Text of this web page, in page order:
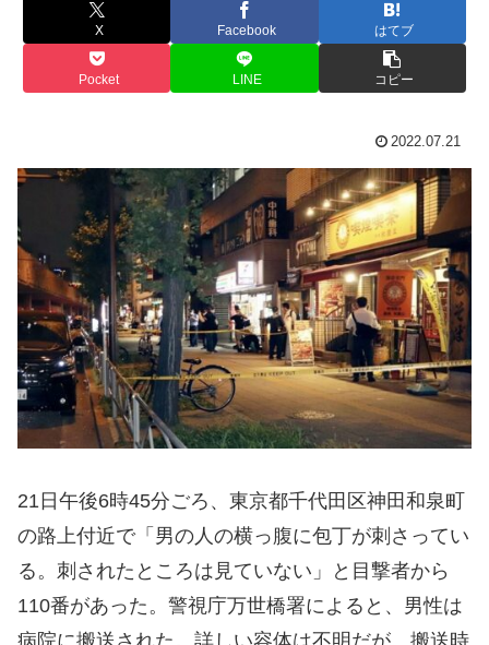
X Facebook はてブ
Pocket LINE コピー
2022.07.21
21日午後6時45分ごろ、東京都千代田区神田和泉町
の路上付近で「男の人の横っ腹に包丁が刺さってい
る。刺されたところは見ていない」と目撃者から
110番があった。警視庁万世橋署によると、男性は
病院に搬送された。詳しい容体は不明だが、搬送時